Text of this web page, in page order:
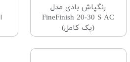
رنگپاش بادی مدل
FineFinish 20-30 S AC
(پک کامل)